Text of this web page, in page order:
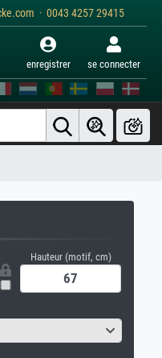
· 0043 4257 29415
enregistrer se connecter
Hauteur (motif, cm)